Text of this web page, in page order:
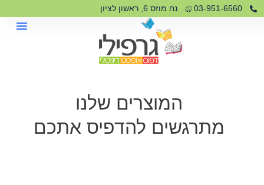
03-951-6560 נח מוזס 6, ראשון לציון
המוצרים שלנו
מתרגשים להדפיס אתכם